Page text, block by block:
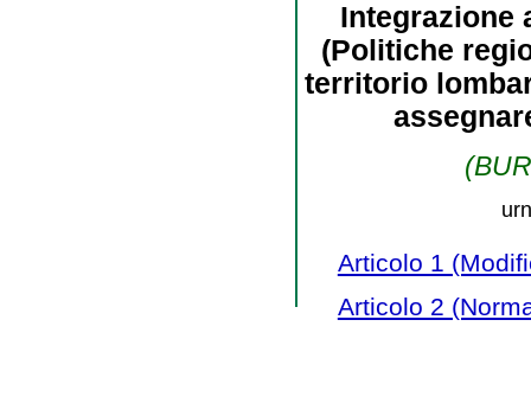
Integrazione
(Politiche
territorio
Articolo 1
Articolo 2